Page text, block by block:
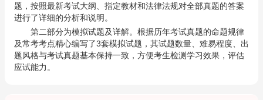
题，按照最新考试大纲、指定教材和法律法规对全部真题的答案
进行了详细的分析和说明。
第二部分为模拟试题及详解。根据历年考试真题的命题规律
及常考考点精心编写了3套模拟试题，其试题数量、难易程度、出
题风格与考试真题基本保持一致，方便考生检测学习效果，评估
应试能力。